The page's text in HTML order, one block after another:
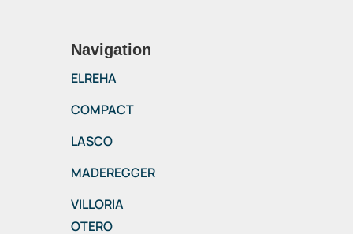
Navigation
ELREHA
COMPACT
LASCO
MADEREGGER
VILLORIA
OTERO